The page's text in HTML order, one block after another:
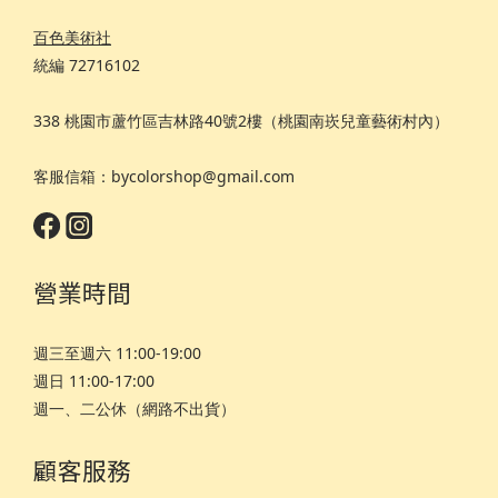
百色美術社
統編 72716102
338 桃園市蘆竹區吉林路40號2樓（桃園南崁兒童藝術村內）
客服信箱：bycolorshop@gmail.com
營業時間
週三至週六 11:00-19:00
週日 11:00-17:00
週一、二公休（網路不出貨）
顧客服務